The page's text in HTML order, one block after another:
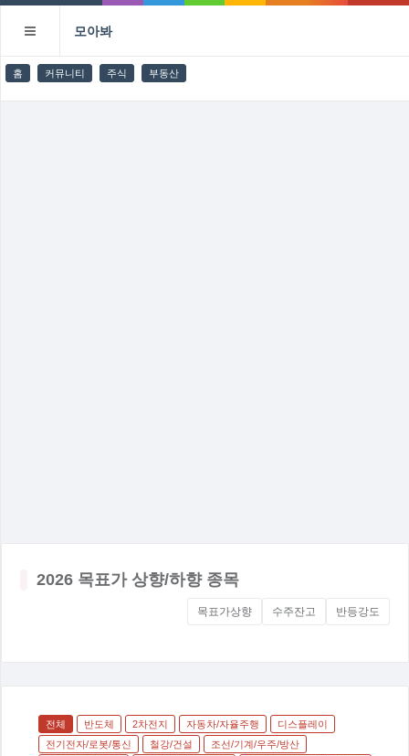
모아봐
홈 커뮤니티 주식 부동산
2026 목표가 상향/하향 종목
목표가상향 수주잔고 반등강도
전체 반도체 2차전지 자동차/자율주행
디스플레이
전기전자/로봇/통신
철강/건설
조선/기계/우주/방산